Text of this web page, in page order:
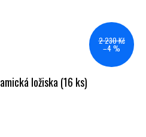
2 230 Kč
–4 %
ložiska (16 ks)